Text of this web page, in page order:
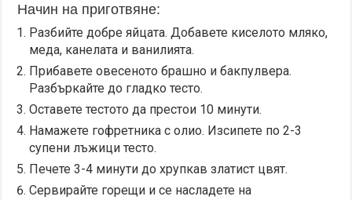
Начин на приготвяне:
Разбийте добре яйцата. Добавете киселото мляко,
меда, канелата и ванилията.
Прибавете овесеното брашно и бакпулвера.
Разбъркайте до гладко тесто.
Оставете тестото да престои 10 минути.
Намажете гофретника с олио. Изсипете по 2-3
супени лъжици тесто.
Печете 3-4 минути до хрупкав златист цвят.
Сервирайте горещи и се насладете на